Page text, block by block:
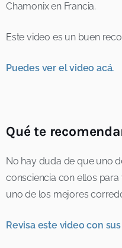
Chamonix en Francia.
Este video es un buen
Puedes ver el video acá.
Qué te
No hay duda de que uno
consciencia con ellos para
uno de los mejores
Revisa este video con